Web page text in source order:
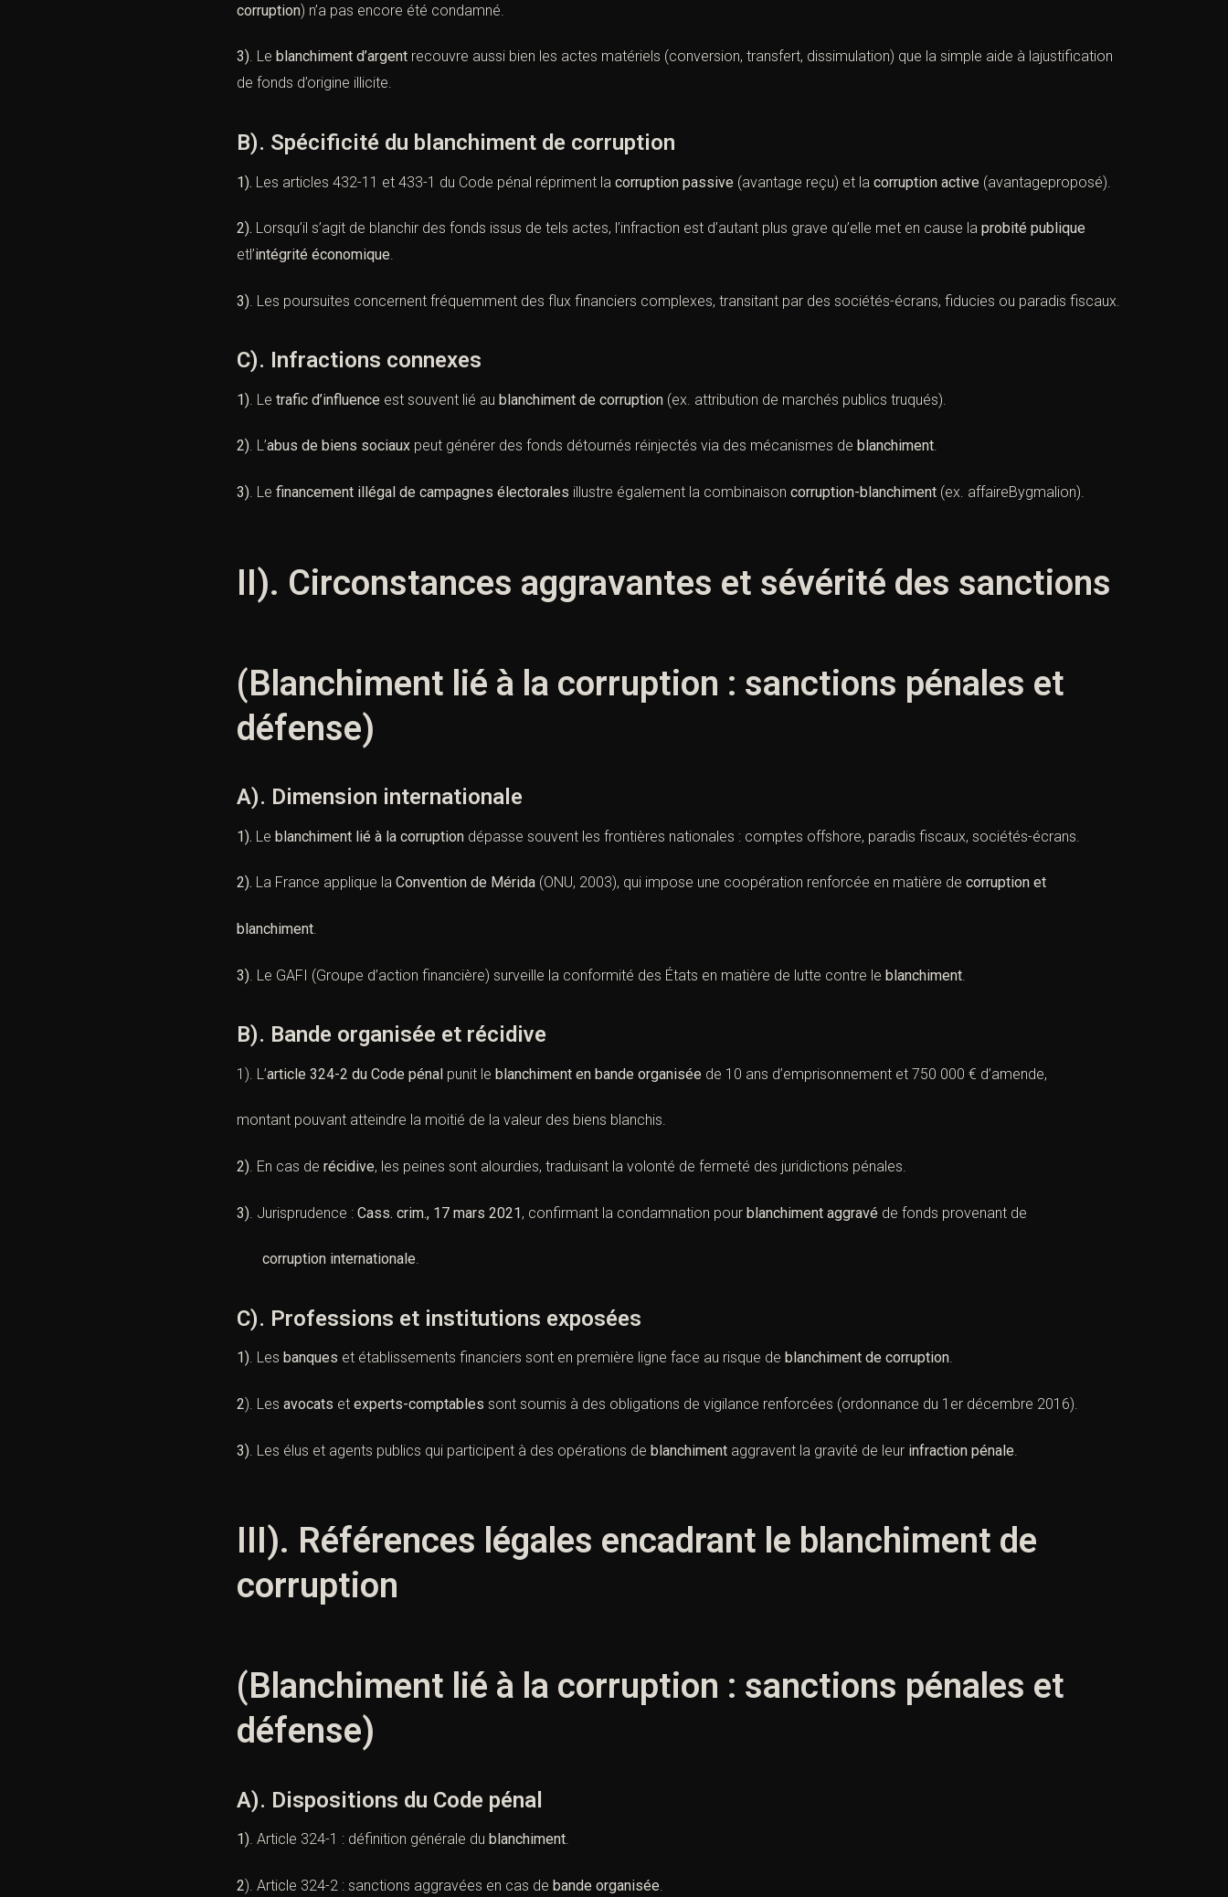
corruption) n’a pas encore été condamné.
3). Le blanchiment d’argent recouvre aussi bien les actes matériels (conversion, transfert, dissimulation) que la simple aide à lajustification
de fonds d’origine illicite.
B). Spécificité du blanchiment de corruption
1). Les articles 432-11 et 433-1 du Code pénal répriment la corruption passive (avantage reçu) et la corruption active (avantageproposé).
2). Lorsqu’il s’agit de blanchir des fonds issus de tels actes, l’infraction est d’autant plus grave qu’elle met en cause la probité publique
etl’intégrité économique.
3) . Les poursuites concernent fréquemment des flux financiers complexes, transitant par des sociétés-écrans, fiducies ou paradis fiscaux.
C). Infractions connexes
1). Le trafic d’influence est souvent lié au blanchiment de corruption (ex. attribution de marchés publics truqués).
2). L’abus de biens sociaux peut générer des fonds détournés réinjectés via des mécanismes de blanchiment.
3). Le financement illégal de campagnes électorales illustre également la combinaison corruption-blanchiment (ex. affaireBygmalion).
II). Circonstances aggravantes et sévérité des sanctions
(Blanchiment lié à la corruption : sanctions pénales et
défense)
A). Dimension internationale
1). Le blanchiment lié à la corruption dépasse souvent les frontières nationales : comptes offshore, paradis fiscaux, sociétés-écrans.
2). La France applique la Convention de Mérida (ONU, 2003), qui impose une coopération renforcée en matière de corruption et
blanchiment.
3) . Le GAFI (Groupe d’action financière) surveille la conformité des États en matière de lutte contre le blanchiment
B). Bande organisée et récidive
1). L’article 324-2 du Code pénal punit le blanchiment en bande organisée de 10 ans d’emprisonnement et 750 000 € d’amende,
montant pouvant atteindre la moitié de la valeur des biens blanchis.
2). En cas de récidive, les peines sont alourdies, traduisant la volonté de fermeté des juridictions pénales.
3) . Jurisprudence : Cass. crim., 17 mars 2021, confirmant la condamnation pour blanchiment aggravé de fonds provenant de
corruption internationale.
C). Professions et institutions exposées
1). Les banques et établissements financiers sont en première ligne face au risque de blanchiment de corruption.
2). Les avocats et experts-comptables sont soumis à des obligations de vigilance renforcées (ordonnance du 1er décembre 2016).
3) . Les élus et agents publics qui participent à des opérations de blanchiment aggravent la gravité de leur infraction pénale
III). Références légales encadrant le blanchiment de
corruption
(Blanchiment lié à la corruption : sanctions pénales et
défense)
A). Dispositions du Code pénal
1). Article 324-1 : définition générale du blanchiment.
2). Article 324-2 : sanctions aggravées en cas de bande organisée.